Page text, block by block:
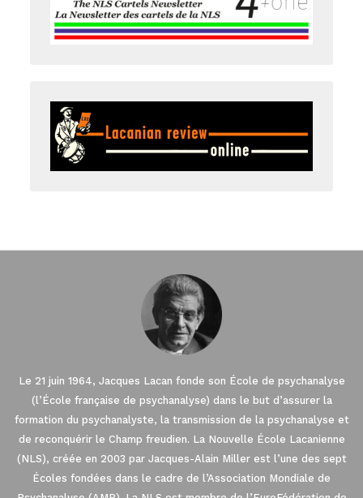
Le 21 juin 1964, Jacques Lacan fonde son École de psychanalyse
(l’École française de psychanalyse) dans le but d’assurer la
formation du psychanalyste, la transmission de la psychanalyse et
de reconquérir le Champ freudien. La Nouvelle École Lacanienne
(NLS), créée en 2003 par Jacques-Alain Miller est l’une des sept
Écoles fondées dans le cadre de l’Association Mondiale de